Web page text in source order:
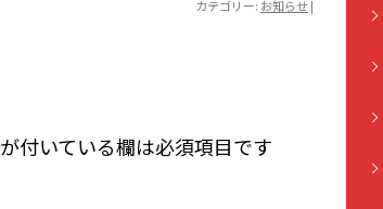
カテゴリー: お知らせ |
が付いている欄は必須項目です